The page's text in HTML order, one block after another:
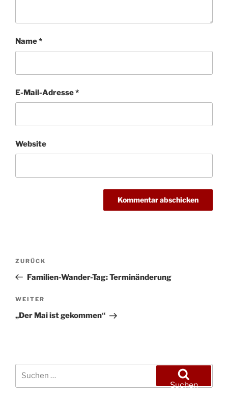
Name*
E-Mail-Adresse*
Website
Beitragsnavigation
Vorheriger
Beitrag
ZURÜCK
Familien-Wander-Tag: Terminänderung
Nächster
Beitrag
WEITER
„Der Mai ist gekommen“
Suchen